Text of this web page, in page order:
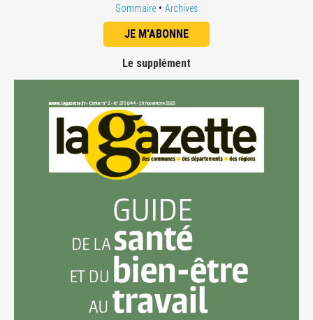
Sommaire • Archives
JE M'ABONNE
Le supplément